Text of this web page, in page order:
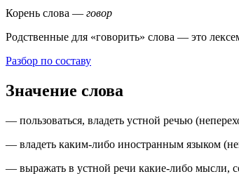
Корень слова — говор
Родственные для «говорить» слова — это
Разбор по составу
Значение слова
— пользоваться, владеть устной речью (
— владеть каким-либо иностранным языком (
— выражать в устной речи какие-либо мысли,